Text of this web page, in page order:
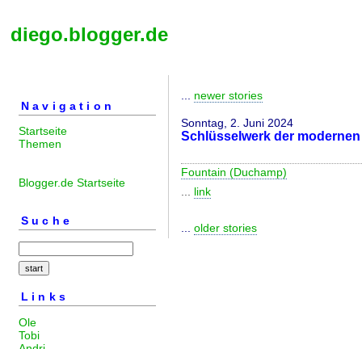
diego.blogger.de
Navigation
Startseite
Themen
Blogger.de Startseite
Suche
Links
Ole
Tobi
newer stories
Sonntag, 2. Juni 2024
Schlüsselwerk der
Fountain (Duchamp)
link
older stories